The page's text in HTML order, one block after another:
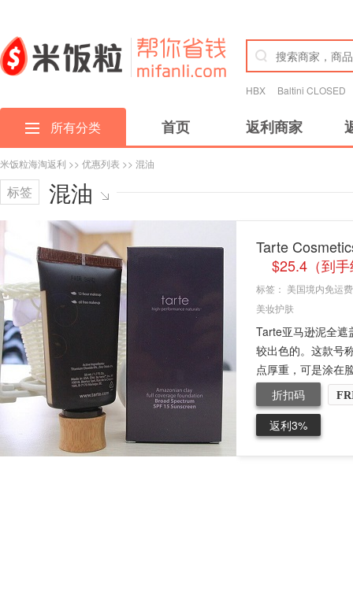
HBX Baltini CLOSED
所有分类 首页 返利商家
米饭粒海淘返利 >> 优惠列表 >> 混油
标签 混油
Tarte
$25.4（到
标签： 美国境内免运费
美妆护肤
Tarte亚马逊泥全遮
较出色的。这款号
点厚重，可是涂在
折扣码
返利3%